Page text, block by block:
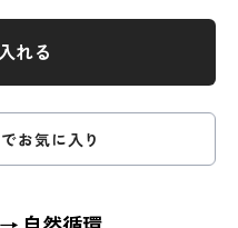
れる
お気に入り